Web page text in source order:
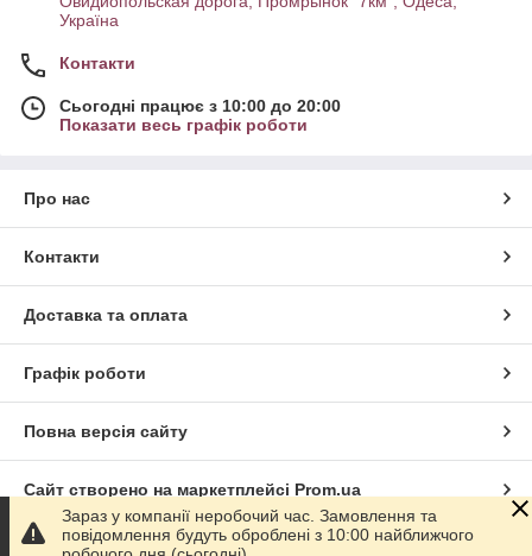
Україна
Контакти
Сьогодні працює з 10:00 до 20:00
Показати весь графік роботи
Про нас
Контакти
Доставка та оплата
Графік роботи
Повна версія сайту
Сайт створено на маркетплейсі Prom.ua
Політика конфіденційності
Зараз у компанії неробочий час. Замовлення та
повідомлення будуть оброблені з 10:00 найближчого